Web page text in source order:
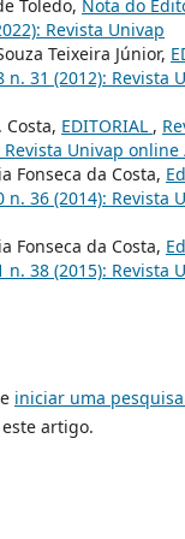
Toledo, Nota do
Revista Univap
Teixeira Júnior,
n. 31 (2012): Revista
Costa, EDITORIAL ,
Revista Univap online
Fonseca da Costa,
n. 36 (2014): Revista
Fonseca da Costa,
n. 38 (2015): Revista
iniciar uma
artigo.